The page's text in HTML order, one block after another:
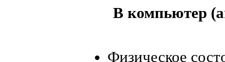
В компьютер
Физическое